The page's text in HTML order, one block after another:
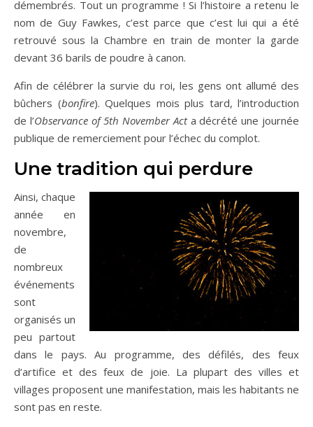
démembrés. Tout un programme ! Si l’histoire a retenu le
nom de Guy Fawkes, c’est parce que c’est lui qui a été
retrouvé sous la Chambre en train de monter la garde
devant 36 barils de poudre à canon.
Afin de célébrer la survie du roi, les gens ont allumé des
bûchers (bonfire). Quelques mois plus tard, l’introduction
de l’Observance of 5th November Acta décrété une journée
publique de remerciement pour l’échec du complot.
Une tradition qui perdure
Ainsi, chaque
année en
novembre,
de
nombreux
événements
sont
organisés un
peu partout
dans le pays. Au programme, des défilés, des feux
d’artifice et des feux de joie. La plupart des villes et
villages proposent une manifestation, mais les habitants ne
sont pas en reste.